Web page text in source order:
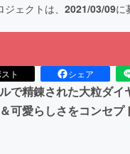
ェクトは、 2021/03/09に
ト シェア
で精錬された大粒ダ
可愛らしさをコンセプ